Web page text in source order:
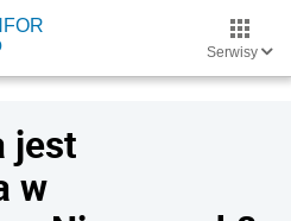
Serwisy
jest
w